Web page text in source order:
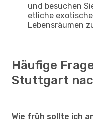
und besuchen
etliche
Lebensräumen
Häufige
Stuttgart
Wie früh sollte ich